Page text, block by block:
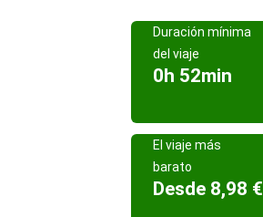
Duración mínima
del viaje
0h 52min
El viaje más
barato
Desde 8,98 €